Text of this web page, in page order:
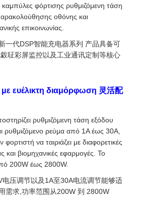
καμπύλες φόρτισης ρυθμιζόμενη τάση
οθόνης και
επικοινωνίας.
一代DSP智能充电器系列 产品具备可
聇彩屏监控以及工业通讯定制等核心
ευέλικτη διαμόρφωση 灵活配
ρυθμιζόμενη τάση εξόδου
ρυθμιζόμενο ρεύμα από 1A έως 30A,
να ταιριάζει με διαφορετικές
και βιομηχανικές εφαρμογές. Το
200W έως 2800W.
压调节以及1A至30A电流调节能够适
需求,功率范围从200W 到 2800W